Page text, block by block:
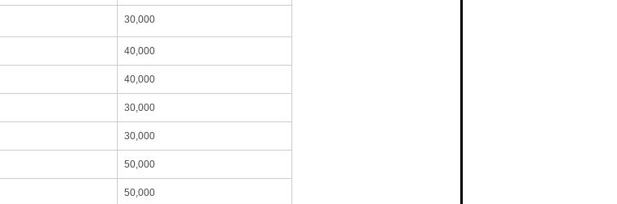
30,000
40,000
40,000
30,000
30,000
50,000
50,000